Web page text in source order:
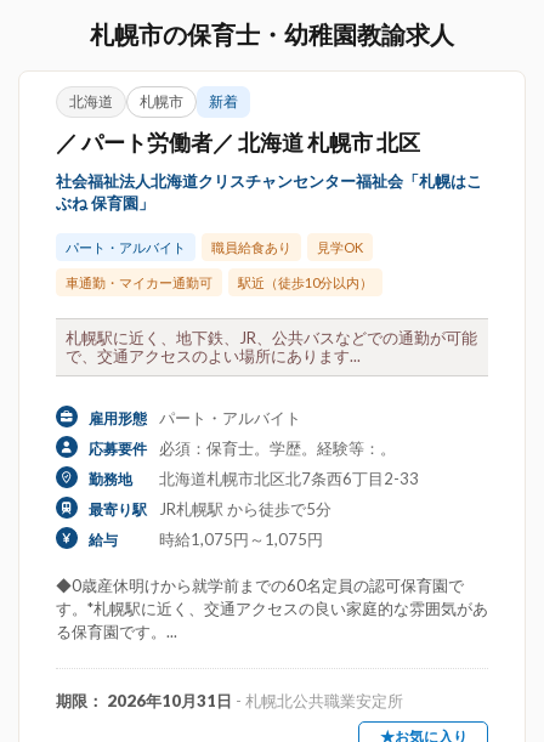
札幌市の保育士・幼稚園教諭求人
北海道 札幌市 新着
／ パート労働者／ 北海道 札幌市 北区
社会福祉法人北海道クリスチャンセンター福祉会「札幌はこ
ぶね 保育園」
パート・アルバイト 職員給食あり 見学OK
車通勤・マイカー通勤可 駅近（徒歩10分以内）
札幌駅に近く、地下鉄、JR、公共バスなどでの通勤が可能
で、交通アクセスのよい場所にあります...
雇用形態 パート・アルバイト
応募要件 必須：保育士。学歴。経験等：。
勤務地 北海道札幌市北区北7条西6丁目2-33
最寄り駅 JR札幌駅 から徒歩で5分
給与 時給1,075円～1,075円
◆0歳産休明けから就学前までの60名定員の認可保育園で
す。*札幌駅に近く、交通アクセスの良い家庭的な雰囲気があ
る保育園です。...
期限： 2026年10月31日 - 札幌北公共職業安定所
★お気に入り